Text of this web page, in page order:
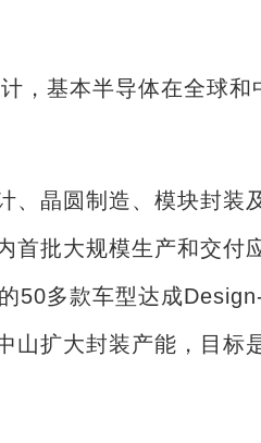
，基本半导体在全球和
、晶圆制造、模块封装
首批大规模生产和交付
50多款车型达成
山扩大封装产能，目标